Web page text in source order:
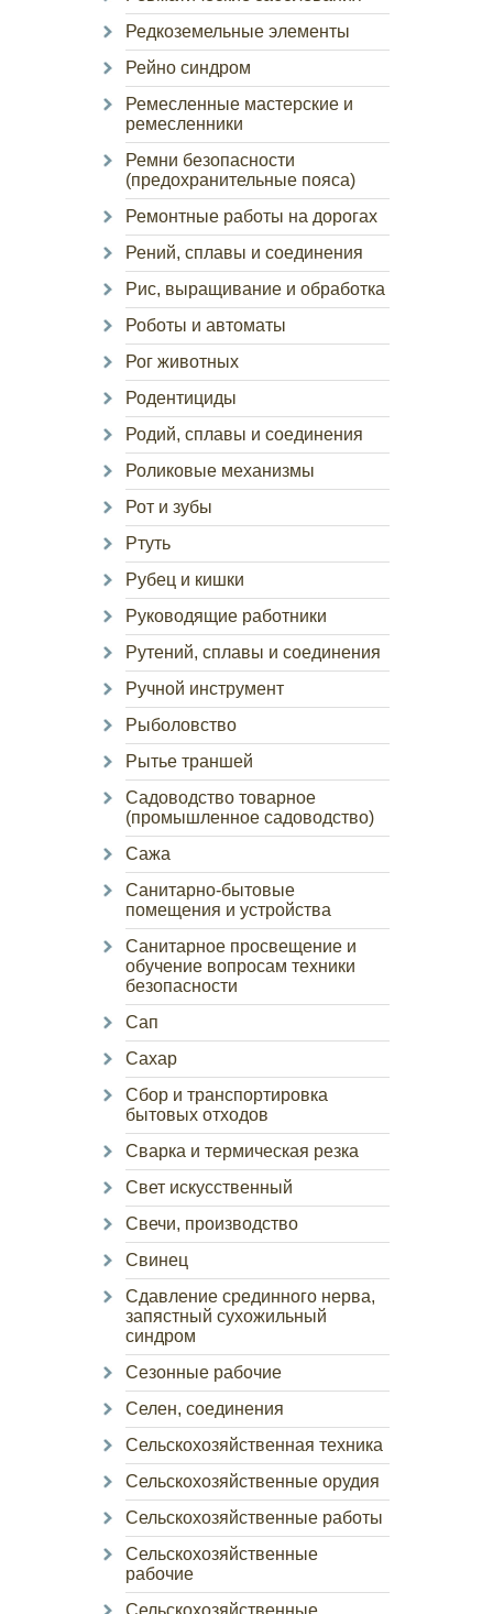
Редкоземельные элементы
Рейно синдром
Ремесленные мастерские и
ремесленники
Ремни безопасности
(предохранительные пояса)
Ремонтные работы на дорогах
Рений, сплавы и соединения
Рис, выращивание и обработка
Роботы и автоматы
Рог животных
Родентициды
Родий, сплавы и соединения
Роликовые механизмы
Рот и зубы
Ртуть
Рубец и кишки
Руководящие работники
Рутений, сплавы и соединения
Ручной инструмент
Рыболовство
Рытье траншей
Садоводство товарное
(промышленное садоводство)
Сажа
Санитарно-бытовые
помещения и устройства
Санитарное просвещение и
обучение вопросам техники
безопасности
Сап
Сахар
Сбор и транспортировка
бытовых отходов
Сварка и термическая резка
Свет искусственный
Свечи, производство
Свинец
Сдавление срединного нерва,
запястный сухожильный
синдром
Сезонные рабочие
Селен, соединения
Сельскохозяйственная техника
Сельскохозяйственные орудия
Сельскохозяйственные работы
Сельскохозяйственные
рабочие
Сельскохозяйственные